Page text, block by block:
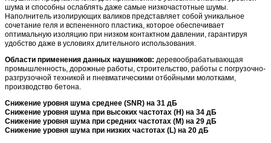
шума и способны ослаблять даже самые низкочастотные шумы.
Наполнитель изолирующих валиков представляет собой уникальное
сочетание геля и вспененного пластика, которое обеспечивает
оптимальную изоляцию при низком контактном давлении, гарантируя
удобство даже в условиях длительного использования.
Области применения данных наушников: деревообрабатывающая
промышленность, дорожные работы, строительство, работы с погрузочно-
разгрузочной техникой и пневматическими отбойными молотками,
производство бетона.
Снижение уровня шума среднее (SNR) на 31 дБ
Снижение уровня шума при высоких частотах (H) на 34 дБ
Снижение уровня шума при средних частотах (M) на 29 дБ
Снижение уровня шума при низких частотах (L) на 20 дБ